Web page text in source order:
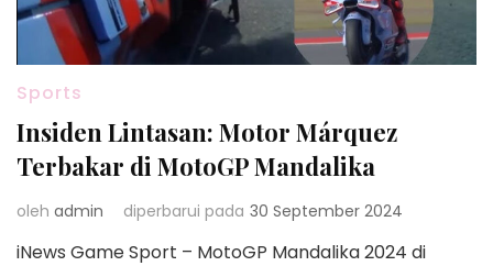
Sports
Insiden Lintasan: Motor Márquez
Terbakar di MotoGP Mandalika
oleh admin diperbarui pada 30 September 2024
iNews Game Sport – MotoGP Mandalika 2024 di